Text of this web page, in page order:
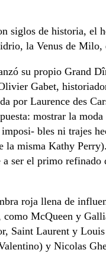
siglos de historia, el
la Venus de Milo,
su propio Grand
Gabet,
por Laurence des
mostrar la
bles ni trajes
la misma Kathy
ser el primo
roja llena de
como McQueen y
Saint Laurent y
y Nicolas